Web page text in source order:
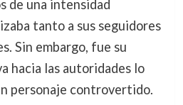
de una intensidad
tanto a sus seguidores
Sin embargo, fue su
hacia las autoridades lo
personaje controvertido.